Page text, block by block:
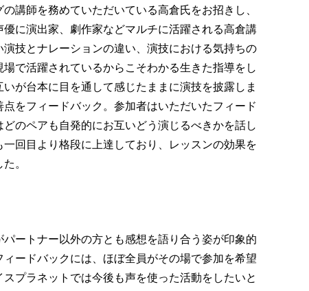
講師を務めていただいている高倉氏をお招きし、
に演出家、劇作家などマルチに活躍される高倉講
技とナレーションの違い、演技における気持ちの
で活躍されているからこそわかる生きた指導をし
が台本に目を通して感じたままに演技を披露しま
をフィードバック。参加者はいただいたフィード
のペアも自発的にお互いどう演じるべきかを話し
回目より格段に上達しており、レッスンの効果を
。
ートナー以外の方とも感想を語り合う姿が印象的
ードバックには、ほぼ全員がその場で参加を希望
プラネットでは今後も声を使った活動をしたいと